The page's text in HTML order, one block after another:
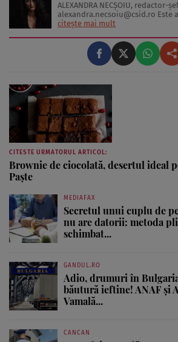
ALEXANDRA NECŞOIU, redactor-
alexandra.necsoiu@csid.ro Este
de Jurnalism şi Ştiinţele
Iubeşte să scrie şi nu se vede
visul ei încă de pe ...
citește mai mult
CITESTE URMATORUL ARTICOL:
Brownie de ciocolată, desertul ideal
Paşte
MEDIAFAX
Secretul unui cuplu de
nu are datorii: metoda
schimbat...
GANDUL.RO
Adio, drumuri în
băutură ieftine! ANAF și
Vamală...
CANCAN